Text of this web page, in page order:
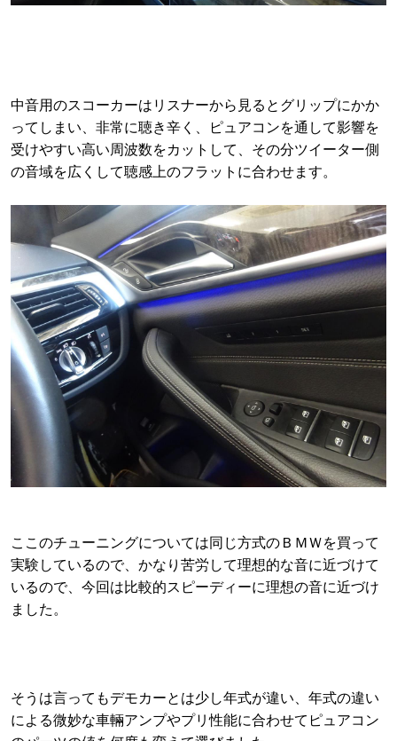
中音用のスコーカーはリスナーから見るとグリップにかか
ってしまい、非常に聴き辛く、ピュアコンを通して影響を
受けやすい高い周波数をカットして、その分ツイーター側
の音域を広くして聴感上のフラットに合わせます。
ここのチューニングについては同じ方式のＢＭＷを買って
実験しているので、かなり苦労して理想的な音に近づけて
いるので、今回は比較的スピーディーに理想の音に近づけ
ました。
そうは言ってもデモカーとは少し年式が違い、年式の違い
による微妙な車輛アンプやプリ性能に合わせてピュアコン